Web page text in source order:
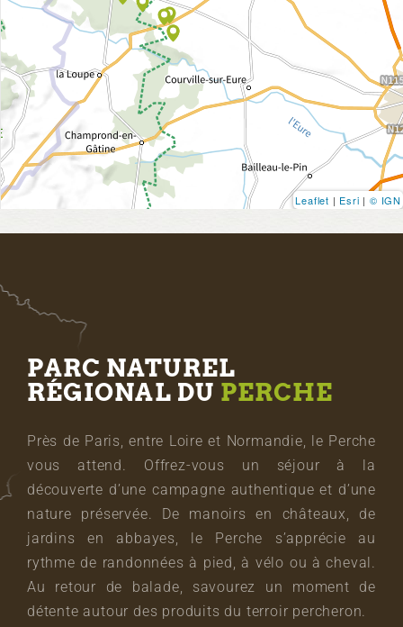
Leaflet | Esri | © IGN
PARC NATUREL
RÉGIONAL DU PERCHE
Près de Paris, entre Loire et Normandie, le Perche
vous attend. Offrez-vous un séjour à la
découverte d’une campagne authentique et d’une
nature préservée. De manoirs en châteaux, de
jardins en abbayes, le Perche s’apprécie au
rythme de randonnées à pied, à vélo ou à cheval.
Au retour de balade, savourez un moment de
détente autour des produits du terroir percheron.